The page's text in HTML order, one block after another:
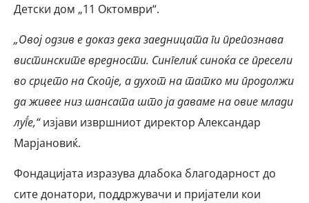
Детски дом „11 Октомври“.
„Овој одзив е доказ дека заедницата ги препознава
вистинските вредности. Сингелиќ синоќа се пресели
во срцето на Скопје, а духот на татко ми продолжи
да живее низ шансата што ја даваме на овие млади
луѓе,“изјави извршниот директор Александар
Марјановиќ.
Фондацијата изразува длабока благодарност до
сите донатори, поддржувачи и пријатели кои